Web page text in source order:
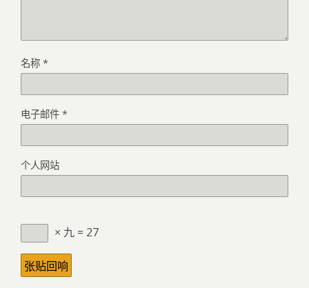
名称 *
电子邮件 *
个人网站
× 九 = 27